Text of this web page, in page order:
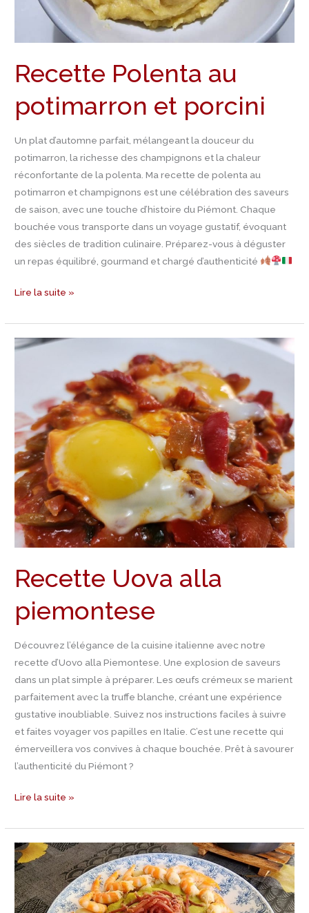
Recette Polenta au
potimarron et porcini
Un plat d’automne parfait, mélangeant la douceur du
potimarron, la richesse des champignons et la chaleur
réconfortante de la polenta. Ma recette de polenta au
potimarron et champignons est une célébration des saveurs
de saison, avec une touche d’histoire du Piémont. Chaque
bouchée vous transporte dans un voyage gustatif, évoquant
des siècles de tradition culinaire. Préparez-vous à déguster
un repas équilibré, gourmand et chargé d’authenticité
Lire la suite »
Recette Uova alla
piemontese
Découvrez l’élégance de la cuisine italienne avec notre
recette d’Uovo alla Piemontese. Une explosion de saveurs
dans un plat simple à préparer. Les œufs crémeux se marient
parfaitement avec la truffe blanche, créant une expérience
gustative inoubliable. Suivez nos instructions faciles à suivre
et faites voyager vos papilles en Italie. C’est une recette qui
émerveillera vos convives à chaque bouchée. Prêt à savourer
l’authenticité du Piémont ?
Recette
piemontese
Lire la suite »
Recette
Gnocchi
sauce
petits